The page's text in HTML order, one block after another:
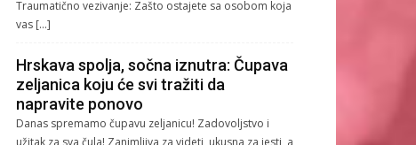
Traumatično vezivanje: Zašto ostajete sa osobom koja
vas […]
Hrskava spolja, sočna iznutra: Čupava
zeljanica koju će svi tražiti da
napravite ponovo
Danas spremamo čupavu zeljanicu! Zadovoljstvo i
užitak za sva čula! Zanimljiva za videti, ukusna za jesti, a